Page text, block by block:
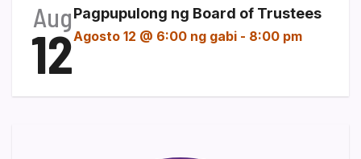
Aug
12
Pagpupulong ng Board of Trustees
Agosto 12 @ 6:00 ng gabi - 8:00 pm